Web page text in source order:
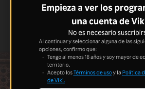
Empieza a ver los
una cuenta de
No es necesario
Al continuar y seleccionar alguna de las
opciones, confirmo que:
Tengo al menos 18 años y soy mayor de
territorio.
Acepto losTérminos de usoy la Política
de Viki.